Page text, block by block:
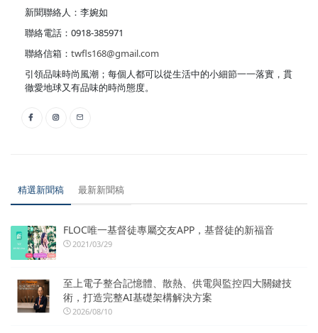
新聞聯絡人：李婉如
聯絡電話：0918-385971
聯絡信箱： twfls168@gmail.com
引領品味時尚風潮；每個人都可以從生活中的小細節一一落實，貫
徹愛地球又有品味的時尚態度。
精選新聞稿 最新新聞稿
FLOC唯一基督徒專屬交友APP，基督徒的新福音
2021/03/29
至上電子整合記憶體、散熱、供電與監控四大關鍵技
術，打造完整AI基礎架構解決方案
2026/08/10